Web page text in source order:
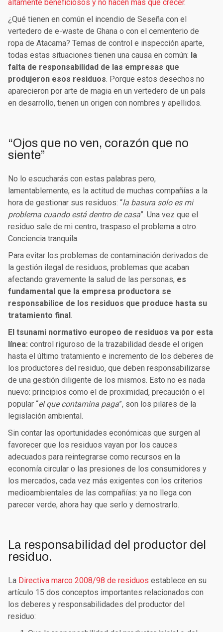
altamente beneficiosos y no hacen más que crecer.
¿Qué tienen en común el incendio de Seseña con el
vertedero de e-waste de Ghana o con el cementerio de
ropa de Atacama? Temas de control e inspección aparte,
todas estas situaciones tienen una causa en común: la
falta de responsabilidad de las empresas que
produjeron esos residuos. Porque estos desechos no
aparecieron por arte de magia en un vertedero de un país
en desarrollo, tienen un origen con nombres y apellidos.
“Ojos que no ven, corazón que no
siente”
No lo escucharás con estas palabras pero,
lamentablemente, es la actitud de muchas compañías a la
hora de gestionar sus residuos: “la basura solo es mi
problema cuando está dentro de casa”. Una vez que el
residuo sale de mi centro, traspaso el problema a otro.
Conciencia tranquila.
Para evitar los problemas de contaminación derivados de
la gestión ilegal de residuos, problemas que acaban
afectando gravemente la salud de las personas, es
fundamental que la empresa productora se
responsabilice de los residuos que produce hasta su
tratamiento final.
El tsunami normativo europeo de residuos va por esta
línea: control riguroso de la trazabilidad desde el origen
hasta el último tratamiento e incremento de los deberes de
los productores del residuo, que deben responsabilizarse
de una gestión diligente de los mismos. Esto no es nada
nuevo: principios como el de proximidad, precaución o el
popular “el que contamina paga”, son los pilares de la
legislación ambiental.
Sin contar las oportunidades económicas que surgen al
favorecer que los residuos vayan por los cauces
adecuados para reintegrarse como recursos en la
economía circular o las presiones de los consumidores y
los mercados, cada vez más exigentes con los criterios
medioambientales de las compañías: ya no llega con
parecer verde, ahora hay que serlo y demostrarlo.
La responsabilidad del productor del
residuo.
La Directiva marco 2008/98 de residuos establece en su
artículo 15 dos conceptos importantes relacionados con
los deberes y responsabilidades del productor del
residuo: